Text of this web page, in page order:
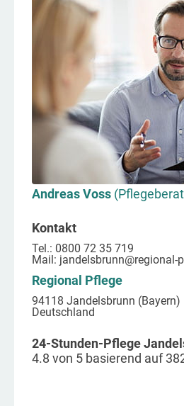
Andreas Voss
Kontakt
Tel.: 0800 72 35 719
Mail: jandelsbrunn@regional-
Regional Pflege
94118 Jandelsbrunn (Bayern)
Deutschland
24-Stunden-Pflege
4.8 von 5 basierend auf